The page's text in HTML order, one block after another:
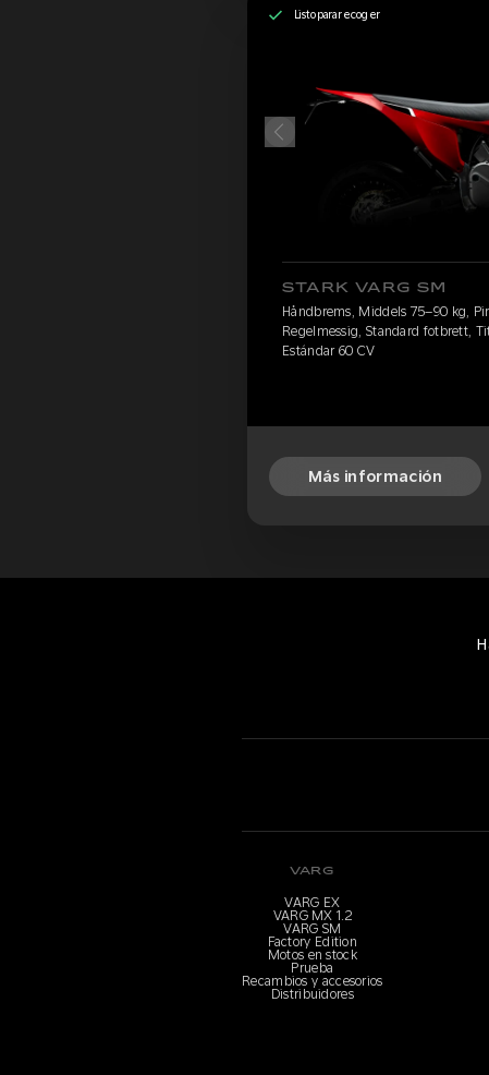
Listo para recoger
STARK VARG SM
Håndbrems, Middels 75–90 kg,
Regelmessig, Standard fotbrett,
Estándar 60 CV
Más información
VARG
VARG EX
VARG MX 1.2
VARG SM
Factory Edition
Motos en stock
Prueba
Recambios y accesorios
Distribuidores